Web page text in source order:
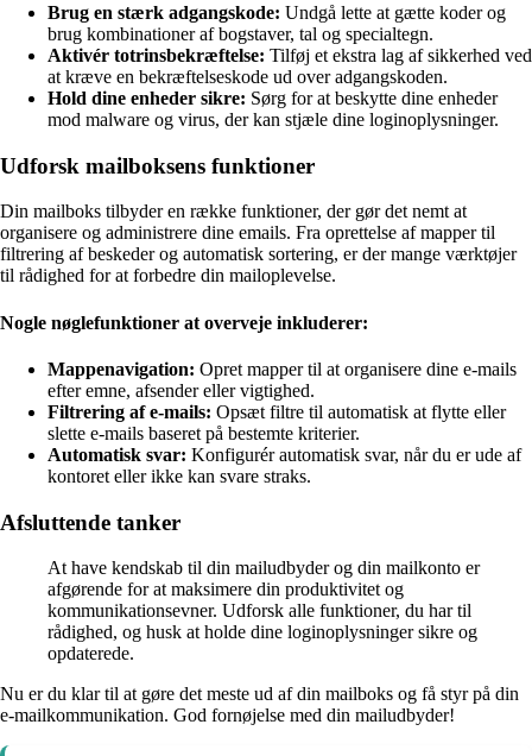
Brug en stærk adgangskode: Undgå lette at gætte koder og
brug kombinationer af bogstaver, tal og specialtegn.
Aktivér totrinsbekræftelse: Tilføj et ekstra lag af sikkerhed ved
at kræve en bekræftelseskode ud over adgangskoden.
Hold dine enheder sikre: Sørg for at beskytte dine enheder
mod malware og virus, der kan stjæle dine loginoplysninger.
Udforsk mailboksens funktioner
Din mailboks tilbyder en række funktioner, der gør det nemt at
organisere og administrere dine emails. Fra oprettelse af mapper til
filtrering af beskeder og automatisk sortering, er der mange værktøjer
til rådighed for at forbedre din mailoplevelse.
Nogle nøglefunktioner at overveje inkluderer:
Mappenavigation: Opret mapper til at organisere dine e-mails
efter emne, afsender eller vigtighed.
Filtrering af e-mails: Opsæt filtre til automatisk at flytte eller
slette e-mails baseret på bestemte kriterier.
Automatisk svar: Konfigurér automatisk svar, når du er ude af
kontoret eller ikke kan svare straks.
Afsluttende tanker
At have kendskab til din mailudbyder og din mailkonto er
afgørende for at maksimere din produktivitet og
kommunikationsevner. Udforsk alle funktioner, du har til
rådighed, og husk at holde dine loginoplysninger sikre og
opdaterede.
Nu er du klar til at gøre det meste ud af din mailboks og få styr på din
e-mailkommunikation. God fornøjelse med din mailudbyder!